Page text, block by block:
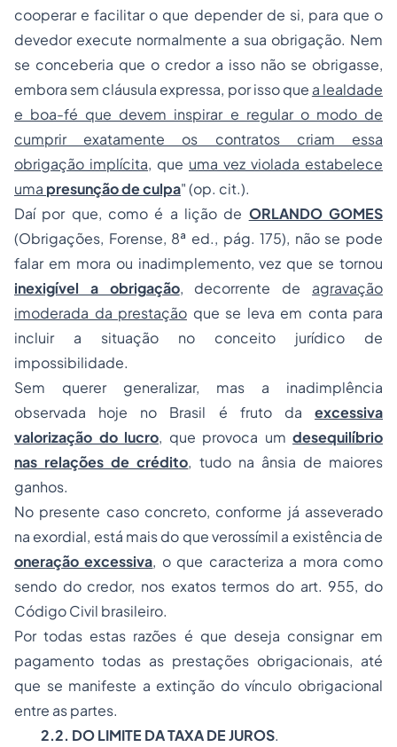
cooperar e facilitar o que depender de si, para que o
devedor execute normalmente a sua obrigação. Nem
se conceberia que o credor a isso não se obrigasse,
embora sem cláusula expressa, por isso que a lealdade
e boa-fé que devem inspirar e regular o modo de
cumprir exatamente os contratos criam essa
obrigação implícita, que uma vez violada estabelece
uma presunção de culpa" (op. cit.).
Daí por que, como é a lição de ORLANDO GOMES
(Obrigações, Forense, 8ª ed., pág. 175), não se pode
falar em mora ou inadimplemento, vez que se tornou
inexigível a obrigação, decorrente de agravação
imoderada da prestação que se leva em conta para
incluir a situação no conceito jurídico de
impossibilidade.
Sem querer generalizar, mas a inadimplência
observada hoje no Brasil é fruto da excessiva
valorização do lucro, que provoca um desequilíbrio
nas relações de crédito, tudo na ânsia de maiores
ganhos.
No presente caso concreto, conforme já asseverado
na exordial, está mais do que verossímil a existência de
oneração excessiva, o que caracteriza a mora como
sendo do credor, nos exatos termos do art. 955, do
Código Civil brasileiro.
Por todas estas razões é que deseja consignar em
pagamento todas as prestações obrigacionais, até
que se manifeste a extinção do vínculo obrigacional
entre as partes.
2.2. DO LIMITE DA TAXA DE JUROS.